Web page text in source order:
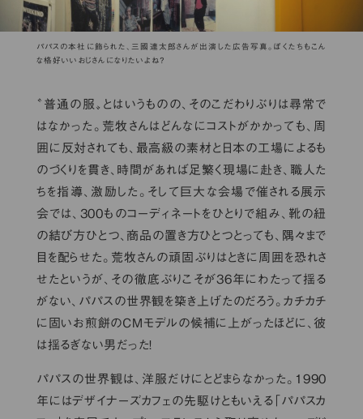
パパスの本社に飾られた、三國連太郎さんが出演した広告写真。ぼくたちもこん
な格好いいおじさんになりたいよね？
〝普通の服〟とはいうものの、そのこだわりぶりは尋常で
はなかった。荒牧さんはどんなにコストがかかっても、周
囲に反対されても、最高級の素材と日本の工場によるも
のづくりを貫き、時間があれば足繁く現場に赴き、職人た
ちを指導、激励した。そして巨大な会場で催される展示
会では、300ものコーディネートをひとりで組み、靴の紐
の結び方ひとつ、商品の置き方ひとつとっても、隅々まで
目を配らせた。荒牧さんの頑固ぶりはときに周囲を恐れさ
せたというが、その徹底ぶりこそが36年にわたって揺る
がない、パパスの世界観を築き上げたのだろう。カチカチ
に固いお煎餅のCMモデルの候補に上がったほどに、彼
は揺るぎない男だった！
パパスの世界観は、洋服だけにとどまらなかった。1990
年にはデザイナーズカフェの先駆けともいえる「パパスカ